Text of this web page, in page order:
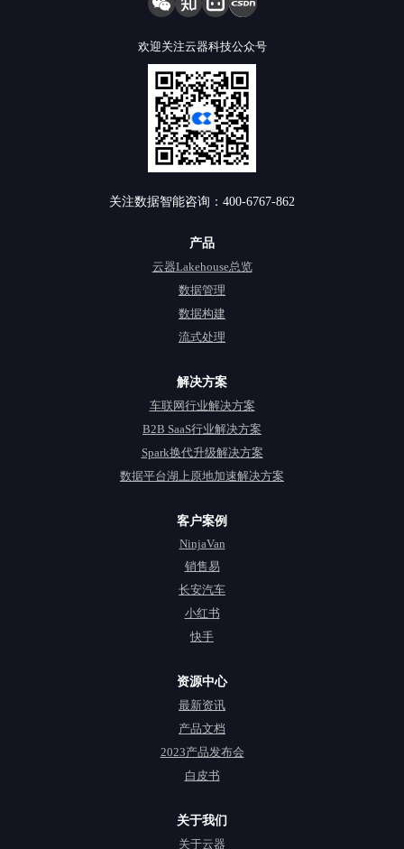
欢迎关注云器科技公众号
关注数据智能咨询：400-6767-862
产品
云器Lakehouse总览
数据管理
数据构建
流式处理
解决方案
车联网行业解决方案
B2B SaaS行业解决方案
Spark换代升级解决方案
数据平台湖上原地加速解决方案
客户案例
NinjaVan
销售易
长安汽车
小红书
快手
资源中心
最新资讯
产品文档
2023产品发布会
白皮书
关于我们
关于云器